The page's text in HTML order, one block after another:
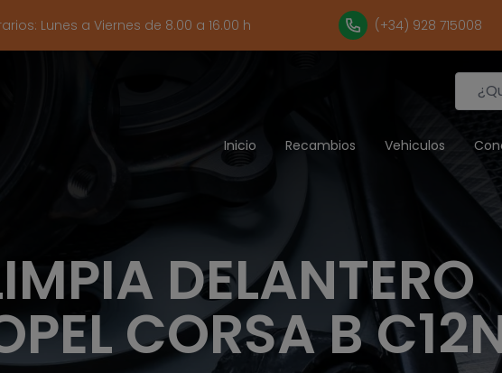
Lunes a Viernes de 8.00 a 16.00 h (+34) 928 715008
Inicio Recambios Vehiculos
DELANTERO
CORSA B